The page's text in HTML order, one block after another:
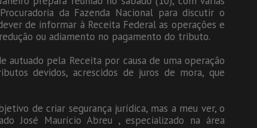
da Fazenda Nacional para discutir o
de informar à Receita Federal as operações e
ou adiamento no pagamento do tributo.
pela Receita por causa de uma operação
devidos, acrescidos de juros de mora, que
de criar segurança jurídica, mas a meu ver, o
José Maurício Abreu , especializado na área